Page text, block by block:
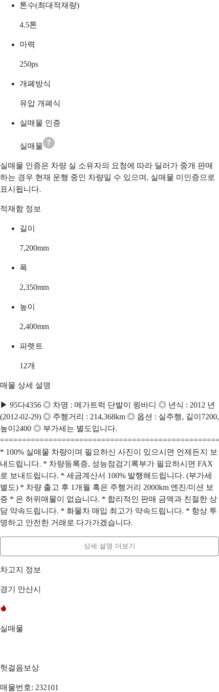
톤수(최대적재량)
4.5톤
마력
250ps
개폐방식
유압 개폐식
실매물 인증
실매물
실매물 인증은 차량 실 소유자의 요청에 따라 딜러가 중개 판매
하는 경우 현재 운행 중인 차량일 수 있으며, 실매물 미인증으로
표시됩니다.
적재함 정보
길이
7,200mm
폭
2,350mm
높이
2,400mm
파렛트
12개
매물 상세 설명
▶ 95다4356 ◎ 차명 : 메가트럭 단발이 윙바디 ◎ 년식 : 2012 년
(2012-02-29) ◎ 주행거리 : 214,368km ◎ 옵션 : 실주행, 길이7200,
높이2400 ◎ 부가세는 별도입니다.
* 100% 실매물 차량이며 필요하신 사진이 있으시면 언제든지 보
내드립니다. * 차량등록증, 성능점검기록부가 필요하시면 FAX
로 보내드립니다. * 세금계산서 100% 발행해드립니다. (부가세
별도) * 차량 출고 후 1개월 혹은 주행거리 2000km 엔진/미션 보
증 * 은 허위매물이 없습니다. * 합리적인 판매 금액과 친절한 상
담 약속드립니다. * 화물차 매입 최고가 약속드립니다. * 항상 투
명하고 안전한 거래로 다가가겠습니다.
상세 설명 더보기
차고지 정보
경기 안산시
실매물
헛걸음보상
매물번호: 232101